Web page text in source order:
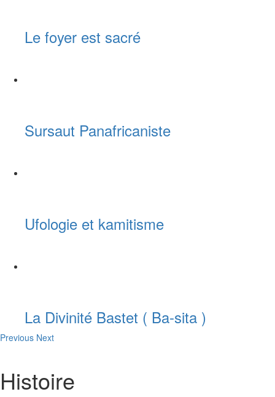
Le foyer est sacré
Sursaut Panafricaniste
Ufologie et kamitisme
La Divinité Bastet ( Ba-sita )
Previous Next
Histoire